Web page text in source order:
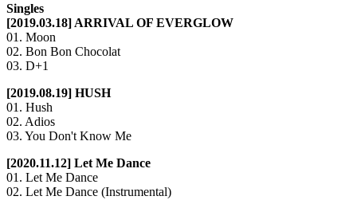
Singles
[2019.03.18] ARRIVAL OF EVERGLOW
01. Moon
02. Bon Bon Chocolat
03. D+1
[2019.08.19] HUSH
01. Hush
02. Adios
03. You Don't Know Me
[2020.11.12] Let Me Dance
01. Let Me Dance
02. Let Me Dance (Instrumental)